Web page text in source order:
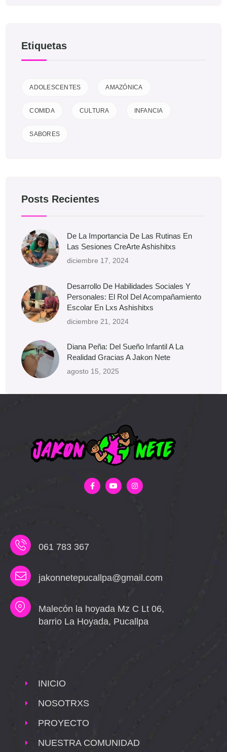
Etiquetas
ADOLESCENTES AMAZÓNICA
COMIDA CULTURA INFANCIA
SABORES
Posts Recientes
De La Importancia De Las Rutinas En
Las Sesiones CreArte Ashishitxs
diciembre 17, 2024
Desarrollo De Habilidades Sociales Y
Personales: El Rol Del Acompañamiento
Escolar En Lxs Ashishitxs
diciembre 21, 2024
Diana Peña: Del Sueño Infantil A La
Realidad Gracias A Jakon Nete
agosto 15, 2025
061 783 367
jakonnetepucallpa@gmail.com
Malecón la hoyada Mz C Lt 06,
barrio La Hoyada, Pucallpa
INICIO
NOSOTRXS
PROYECTO
NUESTRA COMUNIDAD